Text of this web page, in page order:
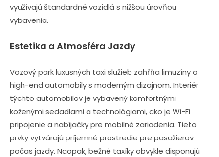
využívajú štandardné vozidlá s nižšou úrovňou
vybavenia.
Estetika a Atmosféra Jazdy
Vozový park luxusných taxi služieb zahŕňa limuzíny a
high-end automobily s moderným dizajnom. Interiér
týchto automobilov je vybavený komfortnými
koženými sedadlami a technológiami, ako je Wi-Fi
pripojenie a nabíjačky pre mobilné zariadenia. Tieto
prvky vytvárajú príjemné prostredie pre pasažierov
počas jazdy. Naopak, bežné taxíky obvykle disponujú